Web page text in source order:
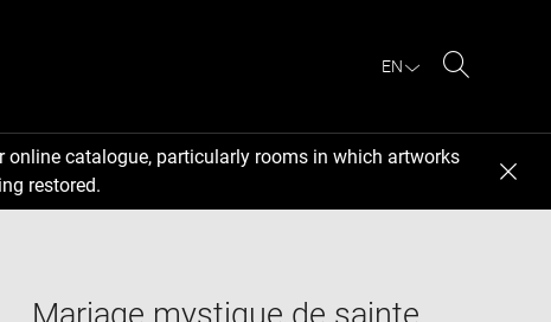
EN
catalogue, particularly rooms in which artworks
restored.
Mariage mystique de sainte